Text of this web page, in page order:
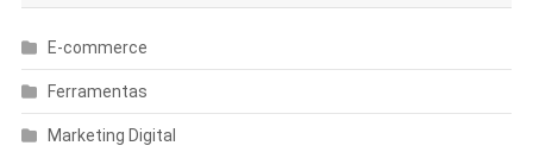
E-commerce
Ferramentas
Marketing Digital